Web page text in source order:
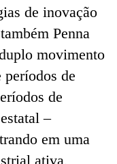
de inovação
Penna
movimento
de
de
–
em uma
ativa,